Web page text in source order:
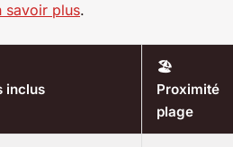
savoir plus.
inclus
🏖️
Proximité
plage